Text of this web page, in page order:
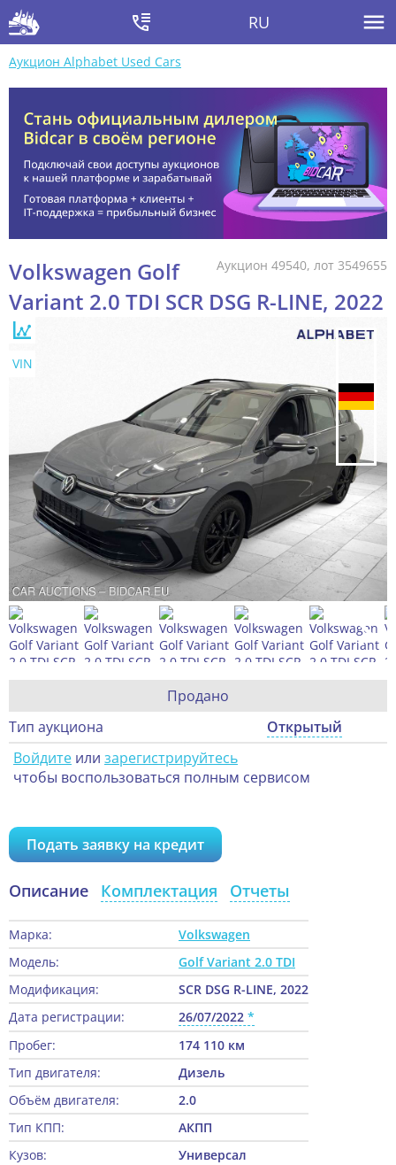
RU
Аукцион Alphabet Used Cars
Аукцион 49540, лот 3549655
Volkswagen Golf
Variant 2.0 TDI SCR DSG R-LINE, 2022
VIN
Продано
Тип аукциона
Открытый
Войдите или зарегистрируйтесь
чтобы воспользоваться полным сервисом
Подать заявку на кредит
Описание Комплектация Отчеты
Марка:
Volkswagen
Модель:
Golf Variant 2.0 TDI
Модификация:
SCR DSG R-LINE, 2022
Дата регистрации:
26/07/2022
Пробег:
174 110 км
Тип двигателя:
Дизель
Объём двигателя:
2.0
Тип КПП:
АКПП
Кузов:
Универсал